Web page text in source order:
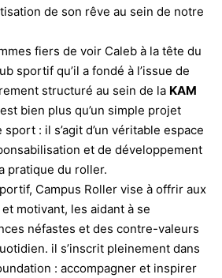
de son rêve au sein de notre
fiers de voir Caleb à la tête du
sportif qu’il a fondé à l’issue de
structuré au sein de la KAM
bien plus qu’un simple projet
: il s’agit d’un véritable espace
et de développement
pratique du roller.
Campus Roller vise à offrir aux
motivant, les aidant à se
néfastes et des contre-valeurs
il s’inscrit pleinement dans
: accompagner et inspirer